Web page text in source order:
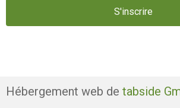
S'inscrire
Hébergement web de tabside